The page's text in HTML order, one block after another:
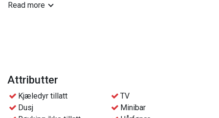
produkter fra L:A Bruket – shampoo, balsam og såpe. Alle
Read more
Attributter
Kjæledyr tillatt
TV
Dusj
Minibar